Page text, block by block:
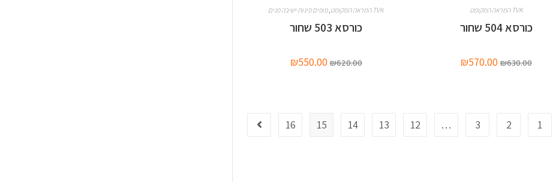
TVK המראה המקומט
כורסא 504 שחור
₪630.00
₪570.00
TVK המראה המקומט
,פופים פינות ישיבה פנים
כורסא 503 שחור
₪620.00
₪550.00
1
2
3
…
12
13
14
15
16